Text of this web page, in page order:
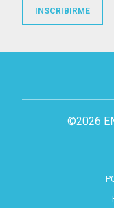
©2026
INSCRIBIRME